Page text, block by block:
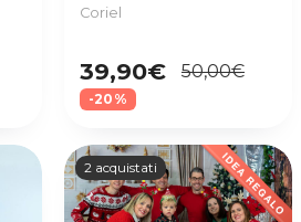
Coriel
39,90€ 50,00€
-20%
2 acquistati